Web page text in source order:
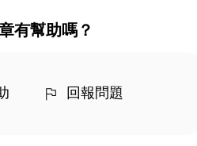
有幫助嗎？
回報問題